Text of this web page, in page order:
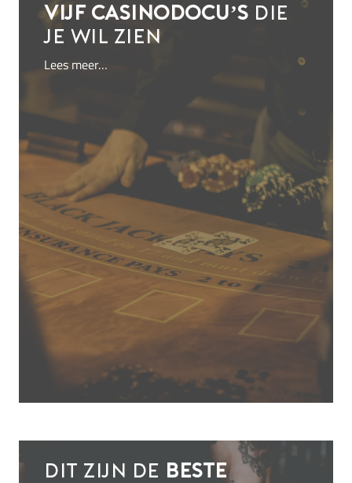
Vijf casinodocu’s die
je wil zien
Lees meer…
Dit zijn de beste